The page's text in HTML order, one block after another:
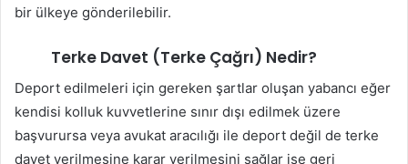
bir ülkeye gönderilebilir.
Terke Davet (Terke Çağrı) Nedir?
Deport edilmeleri için gereken şartlar oluşan yabancı eğer
kendisi kolluk kuvvetlerine sınır dışı edilmek üzere
başvurursa veya avukat aracılığı ile deport değil de terke
davet verilmesine karar verilmesini sağlar ise geri